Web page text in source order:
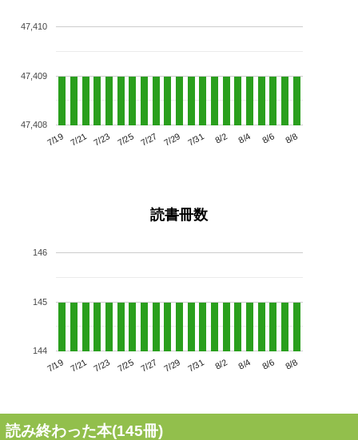
7/19 7/21 7/23 7/25 7/27 7/29 7/31 8/2 8/4 8/6 8/8
47,408
47,409
47,410
読書冊数
7/19 7/21 7/23 7/25 7/27 7/29 7/31 8/2 8/4 8/6 8/8
144
145
146
読み終わった本(145冊)